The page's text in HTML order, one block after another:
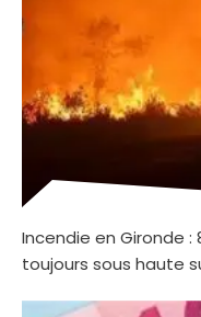
Incendie en Gironde
toujours sous haute